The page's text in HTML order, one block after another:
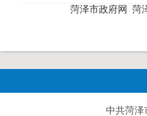
菏泽市政府网 菏
中共菏泽